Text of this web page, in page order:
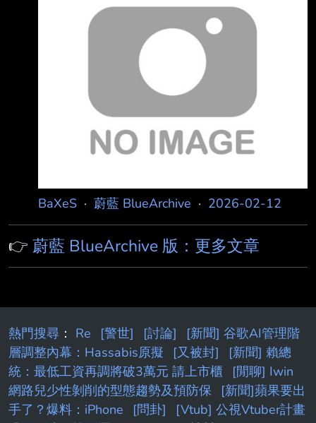
https://i.meee.com.tw/JoiInbT.jpg 因為在養猴王
所以沒辦法把蓮華跟皋月50絆QQ
https://i.meee.com.tw/gbvxe0W.jpg 附帶一提
好想抽狂獵的ヒロミ裕美啊
https://i.meee.com.tw
BaXeS · 蔚藍 BlueArchive · 2026-02-12
👉 蔚藍 BlueArchive 版：更多文章
熱門搜尋 ： Re [警世] [討論]
[新聞] 谷歌AI管理階
層調整內幕：Hassabis原擬
[又被封]
[新聞] 賴總
統：最低工資再調將破3萬元 請上市櫃
[閒聊] Iwin
網路兒少性剝削的型態趨勢及預防保
[新聞]蘋果要出
手了？爆料：iPhone
[問卦]
[Vtub] 公視Vtuber計畫